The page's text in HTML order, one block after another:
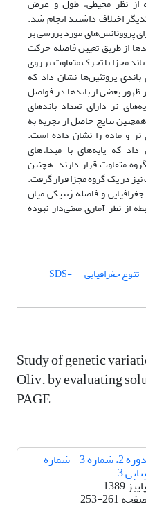
از‌ نظر محیطی، طول و عرض
اختلاف داشتند انجام شد.
پروونانس‌های مورد بررسی بر
از طریق تعیین فاصله حرکت
نسبی آنها مشخص شد. در مجموع 22 باند مجزا با تحرک متفاوت بر روی
پروتئین‌ها نشان داد که
ظهور بعضی از باندها در فواصل
نر دارای تعداد باندهای
نتایج حاصل از تجزیه به
نر و ماده را نشان داده است.
که پایه‌های با مبداء‌های
متفاوت قرار دارند. هچنین
در یک گروه مجزا قرار گرفت.
و فاصله ژنتیکی میان
رابطه از نظر آماری معنی‌دار نبوده
تنوع جغرافیایی SDS-
Study of genetic
Oliv. by evaluating
PAGE
دوره 2، شماره 3 - شماره
پیاپی 3
پاییز 1389
صفحه253-261